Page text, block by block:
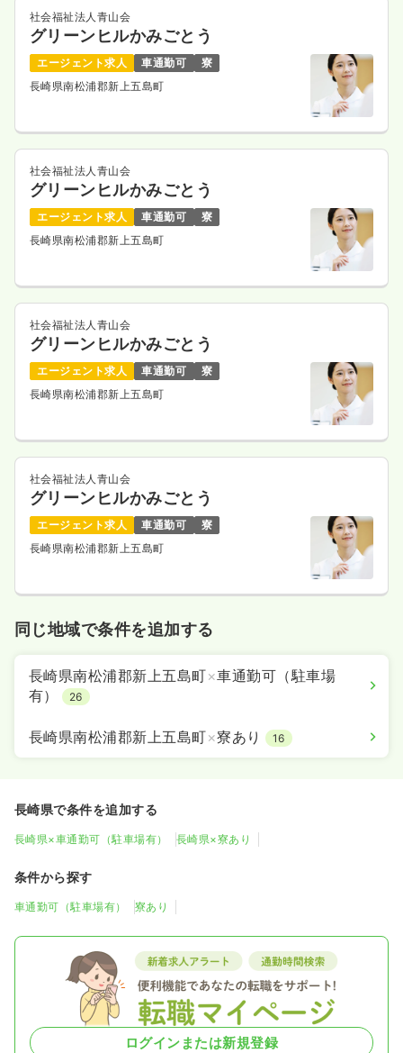
社会福祉法人青山会
グリーンヒルかみごとう
エージェント求人 車通勤可
寮
長崎県南松浦郡新上五島町
社会福祉法人青山会
グリーンヒルかみごとう
エージェント求人 車通勤可
寮
長崎県南松浦郡新上五島町
社会福祉法人青山会
グリーンヒルかみごとう
エージェント求人 車通勤可
寮
長崎県南松浦郡新上五島町
社会福祉法人青山会
グリーンヒルかみごとう
エージェント求人 車通勤可
寮
長崎県南松浦郡新上五島町
同じ地域で条件を追加する
長崎県南松浦郡新上五島町×車通勤可（駐車場
有）
26
長崎県南松浦郡新上五島町×寮あり 16
長崎県で条件を追加する
長崎県×車通勤可（駐車場有） 長崎県×寮あり
条件から探す
車通勤可（駐車場有） 寮あり
ログインまたは新規登録